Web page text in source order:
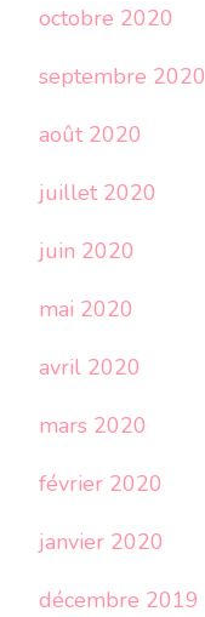
octobre 2020
septembre 2020
août 2020
juillet 2020
juin 2020
mai 2020
avril 2020
mars 2020
février 2020
janvier 2020
décembre 2019